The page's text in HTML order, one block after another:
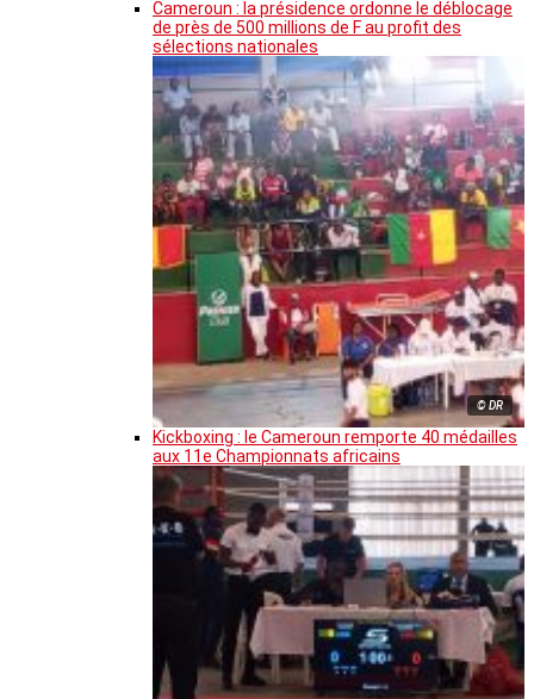
Cameroun : la présidence ordonne le déblocage
de près de 500 millions de F au profit des
sélections nationales
© DR
Kickboxing : le Cameroun remporte 40 médailles
aux 11e Championnats africains